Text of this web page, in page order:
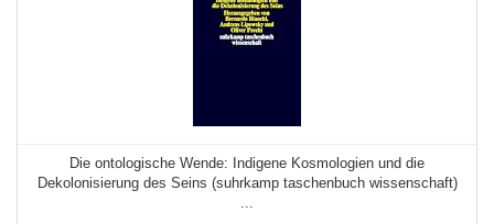
Die ontologische Wende: Indigene Kosmologien und die
Dekolonisierung des Seins (suhrkamp taschenbuch wissenschaft)